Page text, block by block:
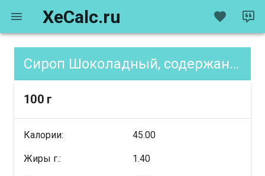
XeCalc.ru
Сироп Шоколадный, содержание XE
100 г
Калории: 45.00
Жиры г.: 1.40